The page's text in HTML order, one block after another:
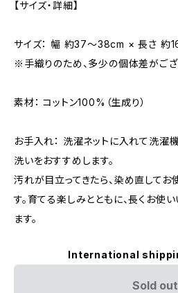
【サイズ・詳細】
サイズ： 幅 約37〜38cm × 長さ 約
※手織りのため、多少の個体差がござ
素材： コットン100%（生成り）
お手入れ： 洗濯ネットに入れて洗濯
洗いをおすすめします。
汚れが目立ってきたら、染め直してお
す。育てる楽しみとともに、長くお使
ます。
International
Sold out